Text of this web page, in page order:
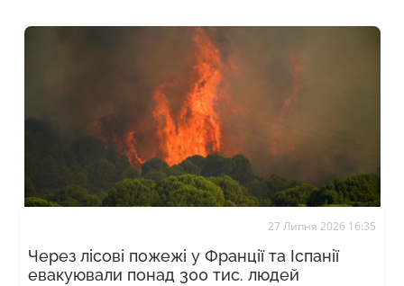
27 Липня 2026 16:35
Через лісові пожежі у Франції та Іспанії
евакуювали понад 300 тис. людей